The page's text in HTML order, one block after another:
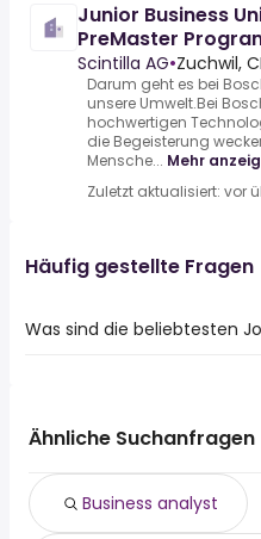
Junior Business
PreMaster
REF278142E
Scintilla AG•Zuchwil,
Darum geht es bei
unsere Umwelt.Bei
hochwertigen
die Begeisterung
Mensche... Mehr
Zuletzt aktualisiert: vor
Häufig gestellte Fragen
Was sind die beliebtesten
sachbearbeiter
chauffeur
Ähnliche Suchanfragen
Business analyst